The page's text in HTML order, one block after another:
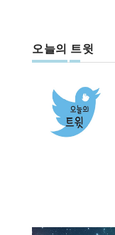
오늘의 트윗